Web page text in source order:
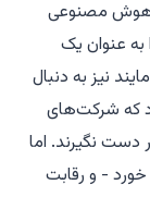
هوش مصنوعی
به عنوان یک
نیز به دنبال
که شرکت‌های
دست نگیرند. اما
- و رقابت